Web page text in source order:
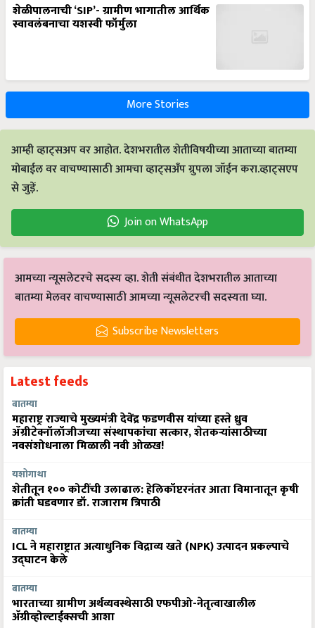
शेळीपालनाची ‘SIP’- ग्रामीण भागातील आर्थिक
स्वावलंबनाचा यशस्वी फॉर्मुला
More Stories
आम्ही व्हाट्सअप वर आहोत. देशभरातील शेतीविषयीच्या आताच्या बातम्या
मोबाईल वर वाचण्यासाठी आमचा व्हाट्सअँप ग्रुपला जॉईन करा.व्हाट्सएप
से जुड़ें.
Join on WhatsApp
आमच्या न्यूसलेटरचे सदस्य व्हा. शेती संबंधीत देशभरातील आताच्या
बातम्या मेलवर वाचण्यासाठी आमच्या न्यूसलेटरची सदस्यता घ्या.
Subscribe Newsletters
Latest feeds
बातम्या
महाराष्ट्र राज्याचे मुख्यमंत्री देवेंद्र फडणवीस यांच्या हस्ते ध्रुव
ॲग्रीटेक्नॉलॉजीजच्या संस्थापकांचा सत्कार, शेतकऱ्यांसाठीच्या
नवसंशोधनाला मिळाली नवी ओळख!
यशोगाथा
शेतीतून १०० कोटींची उलाढाल: हेलिकॉप्टरनंतर आता विमानातून कृषी
क्रांती घडवणार डॉ. राजाराम त्रिपाठी
बातम्या
ICL ने महाराष्ट्रात अत्याधुनिक विद्राव्य खते (NPK) उत्पादन प्रकल्पाचे
उद्घाटन केले
बातम्या
भारताच्या ग्रामीण अर्थव्यवस्थेसाठी एफपीओ-नेतृत्वाखालील
अ‍ॅग्रीव्होल्टाईक्सची आशा